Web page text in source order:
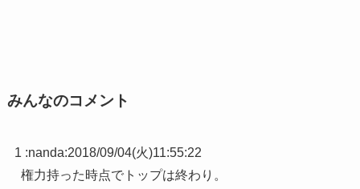
みんなのコメント
1 :nanda:2018/09/04(火)11:55:22
権力持った時点でトップは終わり。